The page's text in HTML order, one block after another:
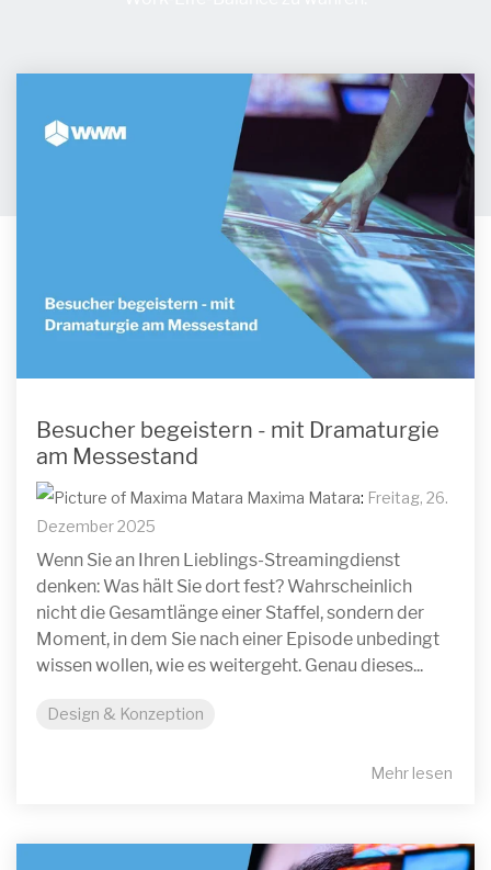
Besucher begeistern - mit Dramaturgie
am Messestand
Maxima Matara: Freitag, 26.
Dezember 2025
Wenn Sie an Ihren Lieblings-Streamingdienst
denken: Was hält Sie dort fest? Wahrscheinlich
nicht die Gesamtlänge einer Staffel, sondern der
Moment, in dem Sie nach einer Episode unbedingt
wissen wollen, wie es weitergeht. Genau dieses...
Design & Konzeption
Mehr lesen